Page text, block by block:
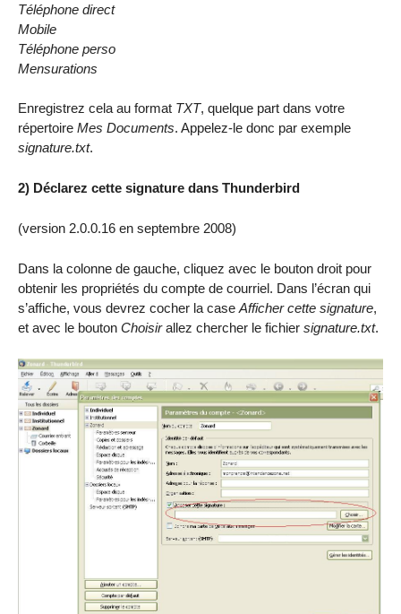
Téléphone direct
Mobile
Téléphone perso
Mensurations
Enregistrez cela au format TXT, quelque part dans votre
répertoire Mes Documents. Appelez-le donc par exemple
signature.txt.
2) Déclarez cette signature dans Thunderbird
(version 2.0.0.16 en septembre 2008)
Dans la colonne de gauche, cliquez avec le bouton droit pour
obtenir les propriétés du compte de courriel. Dans l’écran qui
s’affiche, vous devrez cocher la case Afficher cette signature,
et avec le bouton Choisirallez chercher le fichier signature.txt.